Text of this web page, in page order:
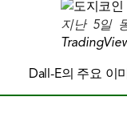
지난 5일
Dall-E의 주요 이